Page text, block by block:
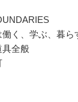
く、学ぶ、暮ら
具全般